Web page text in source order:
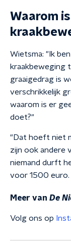
Waarom
Wietsma: "Ik
kraakbeweging
graaigedrag is
verschrikkelijk
waarom is er
doet?"
"Dat hoeft niet
zijn ook andere
niemand durft
voor 1500 euro.
Meer van De
Volg ons op